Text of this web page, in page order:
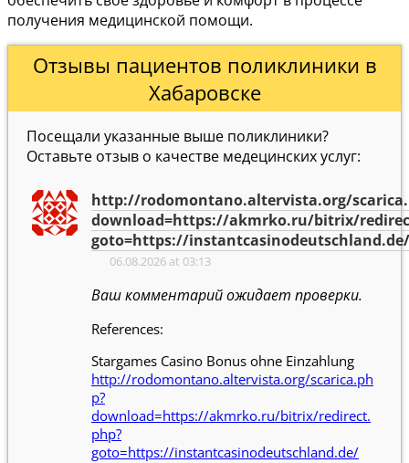
получения медицинской помощи.
Отзывы пациентов поликлиники в
Хабаровске
Посещали указанные выше поликлиники?
Оставьте отзыв о качестве медецинских услуг:
http://rodomontano.altervista.org/
download=https://akmrko.ru/bitrix/
goto=https://instantcasinodeutschland.de/
06.08.2026 at 03:13
Ваш комментарий ожидает проверки.
References:
Stargames Casino Bonus ohne Einzahlung
http://rodomontano.altervista.org/scarica.ph
p?
download=https://akmrko.ru/bitrix/redirect.
php?
goto=https://instantcasinodeutschland.de/